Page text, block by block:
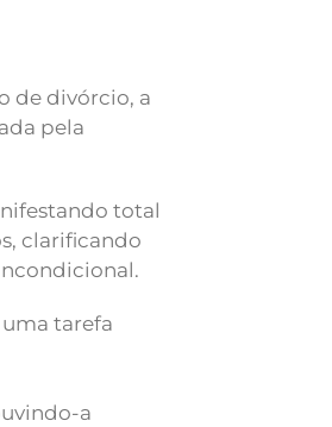
de divórcio, a
pela
total
clarificando
tarefa
a